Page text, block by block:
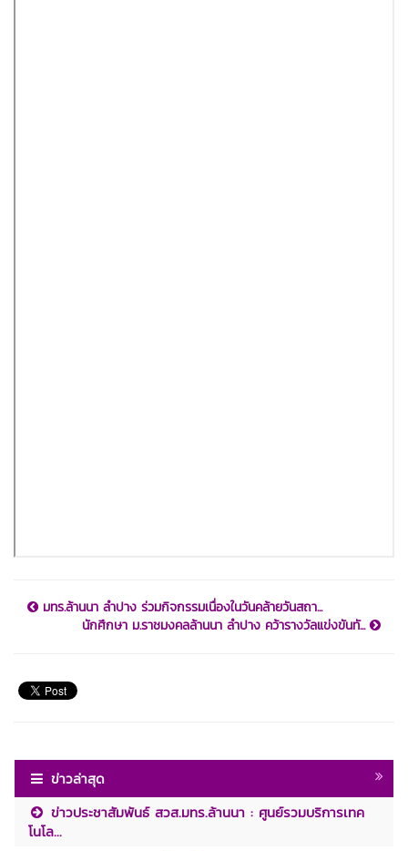
มทร.ล้านนา ลำปาง ร่วมกิจกรรมเนื่องในวันคล้ายวันสถา...
นักศึกษา ม.ราชมงคลล้านนา ลำปาง คว้ารางวัลแข่งขันทั...
ข่าวล่าสุด
ข่าวประชาสัมพันธ์ สวส.มทร.ล้านนา : ศูนย์รวมบริการเทค
โนโล...